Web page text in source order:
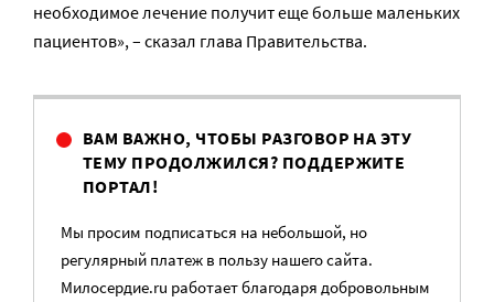
необходимое лечение получит еще больше маленьких
пациентов», – сказал глава Правительства.
ВАМ ВАЖНО, ЧТОБЫ РАЗГОВОР НА ЭТУ
ТЕМУ ПРОДОЛЖИЛСЯ? ПОДДЕРЖИТЕ
ПОРТАЛ!
Мы просим подписаться на небольшой, но
регулярный платеж в пользу нашего сайта.
Милосердие.ru работает благодаря добровольным